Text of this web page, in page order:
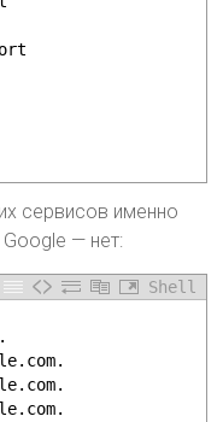
сервисов именно
Google — нет:
Shell